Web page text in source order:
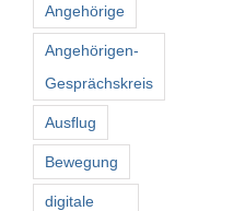
Angehörige
Angehörigen-
Gesprächskreis
Ausflug
Bewegung
digitale